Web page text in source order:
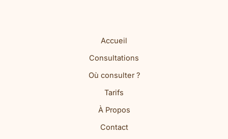
Accueil
Consultations
Où consulter ?
Tarifs
À Propos
Contact